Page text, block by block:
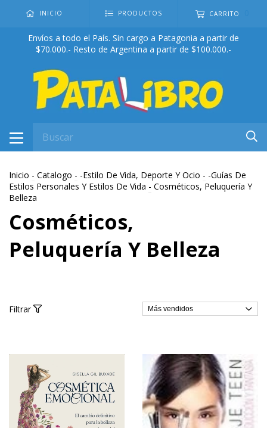
INICIO PRODUCTOS CARRITO
Envíos a todo el País. Sin cargo a Patagonia a partir de
$70.000.- Resto de Argentina a partir de $100.000.-
Inicio - Catalogo - -Estilo De Vida, Deporte Y Ocio - -Guías De
Estilos Personales Y Estilos De Vida - Cosméticos, Peluquería Y
Belleza
Cosméticos,
Peluquería Y Belleza
Filtrar